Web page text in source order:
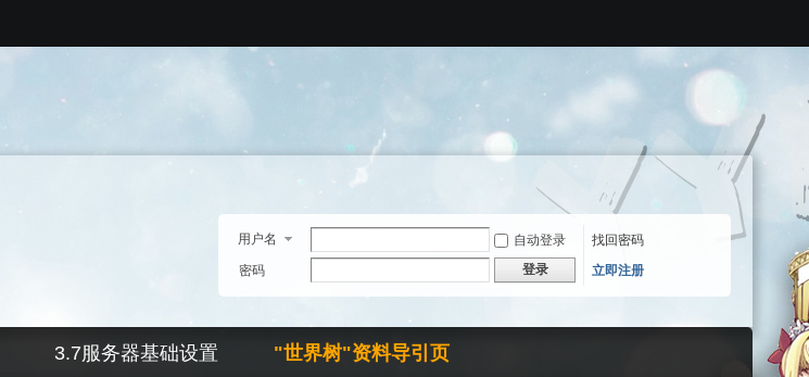
用户名 自动登录
找回密码
密码
登录 立即注册
3.7服务器基础设置 "世界树"资料导引页